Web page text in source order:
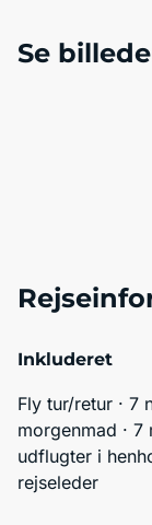
Se
Inkluderet
Fly tur/retur ·
morgenmad · 7
udflugter i
rejseleder